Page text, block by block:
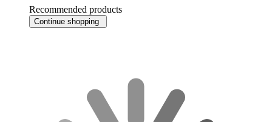
Recommended products
Continue shopping